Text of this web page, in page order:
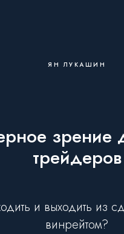
ЯН ЛУКАШИН
зрение
трейдеров
и выходить из
винрейтом?